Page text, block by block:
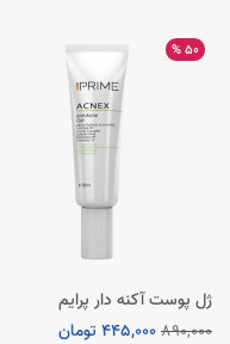
50 %
ژل پوست آکنه دار پرایم
890,000 445,000 تومان